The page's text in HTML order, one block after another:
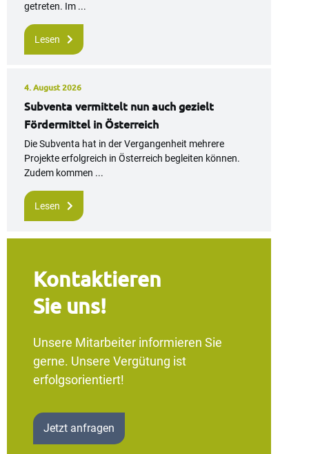
getreten. Im ...
Lesen
4. August 2026
Subventa vermittelt nun auch gezielt
Fördermittel in Österreich
Die Subventa hat in der Vergangenheit mehrere
Projekte erfolgreich in Österreich begleiten können.
Zudem kommen ...
Lesen
Kontaktieren
Sie uns!
Unsere Mitarbeiter informieren Sie
gerne. Unsere Vergütung ist
erfolgsorientiert!
Jetzt anfragen